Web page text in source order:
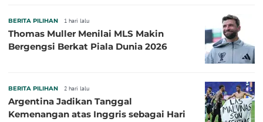
BERITA PILIHAN 1 hari lalu
Thomas Muller Menilai MLS Makin
Bergengsi Berkat Piala Dunia 2026
BERITA PILIHAN 2 hari lalu
Argentina Jadikan Tanggal
Kemenangan atas Inggris sebagai Hari